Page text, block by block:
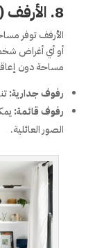
8. الأرفف (Shelves)
الأرفف توفر
أو أي أغراض
مساحة دون
رفوف جدارية:
رفوف قائمة:
الصور العائلية.